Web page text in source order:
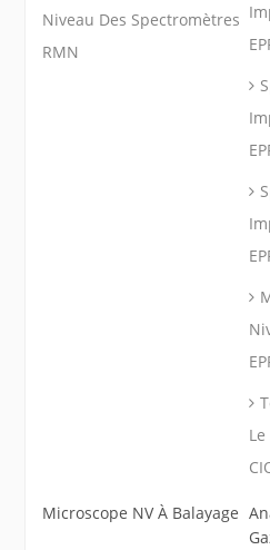
Niveau Des Spectromètres
RMN
Microscope NV À Balayage